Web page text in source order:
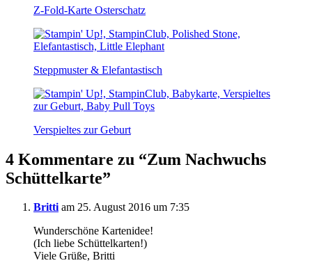
Z-Fold-Karte Osterschatz
Steppmuster & Elefantastisch
Verspieltes zur Geburt
4 Kommentare zu “Zum Nachwuchs
Schüttelkarte”
Britti am 25. August 2016 um 7:35
Wunderschöne Kartenidee!
(Ich liebe Schüttelkarten!)
Viele Grüße, Britti